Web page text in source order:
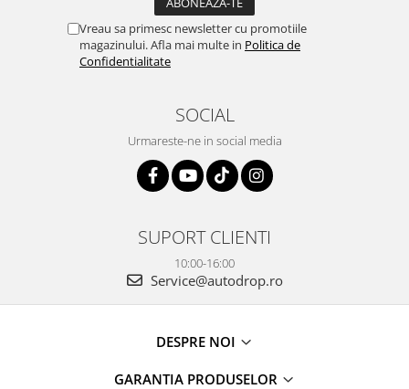
Vreau sa primesc newsletter cu promotiile
magazinului. Afla mai multe in Politica de
Confidentialitate
SOCIAL
Urmareste-ne in social media
SUPORT CLIENTI
10:00-16:00
Service@autodrop.ro
DESPRE NOI
GARANTIA PRODUSELOR